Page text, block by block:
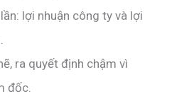
lợi nhuận công ty và lợi
ra quyết định chậm vì
đốc.